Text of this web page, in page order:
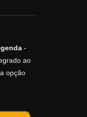
-
ao
opção